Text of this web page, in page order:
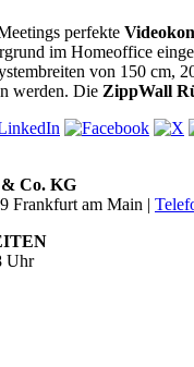
perfekte
im Homeoffice
von 150 cm,
werden. Die ZippWall
Co. KG
Frankfurt am Main |
Uhr